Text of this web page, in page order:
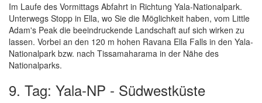
Im Laufe des Vormittags Abfahrt in Richtung Yala-Nationalpark.
Unterwegs Stopp in Ella, wo Sie die Möglichkeit haben, vom Little
Adam's Peak die beeindruckende Landschaft auf sich wirken zu
lassen. Vorbei an den 120 m hohen Ravana Ella Falls in den Yala-
Nationalpark bzw. nach Tissamaharama in der Nähe des
Nationalparks.
9. Tag: Yala-NP - Südwestküste